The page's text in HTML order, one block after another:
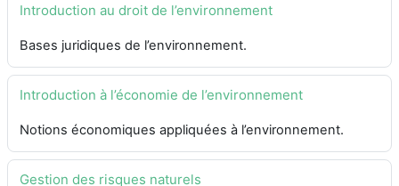
Introduction au droit de l’environnement
Bases juridiques de l’environnement.
Introduction à l’économie de l’environnement
Notions économiques appliquées à l’environnement.
Gestion des risques naturels